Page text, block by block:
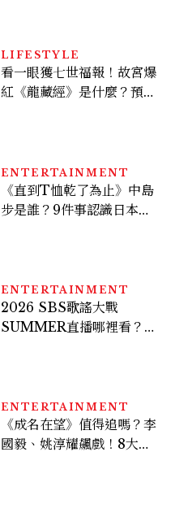
LIFESTYLE
看一眼獲七世福報！故宮爆
紅《龍藏經》是什麼？預約
ENTERTAINMENT
《直到T恤乾了為止》中島
步是誰？9件事認識日本
ENTERTAINMENT
2026 SBS歌謠大戰
SUMMER直播哪裡看？
ENTERTAINMENT
《成名在望》值得追嗎？李
國毅、姚淳耀飆戲！8大看